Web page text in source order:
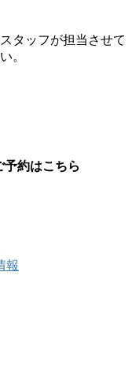
タッフが担当させて
。
予約はこちら
報